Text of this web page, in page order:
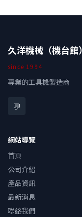
久洋機械（機台館）
since 1994
專業的工具機製造商
💬
網站導覽
首頁
公司介紹
產品資訊
最新消息
聯絡我們